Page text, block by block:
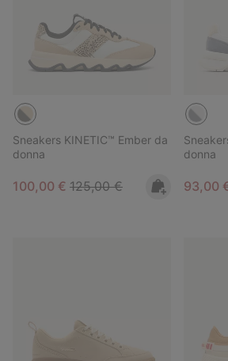
Sneakers KINETIC™ Ember da
donna
Sale price:
100,00 € Regular price:
125,00 €
donna
Sale
93,00